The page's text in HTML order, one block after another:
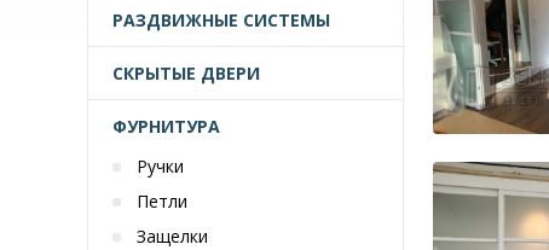
РАЗДВИЖНЫЕ СИСТЕМЫ
СКРЫТЫЕ ДВЕРИ
ФУРНИТУРА
Ручки
Петли
Защелки